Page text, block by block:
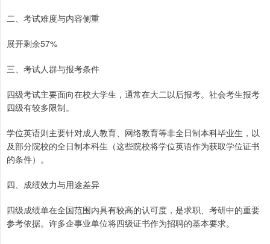
二、考试难度与内容侧重
展开剩余57%
三、考试人群与报考条件
四级考试主要面向在校大学生，通常在大二以后报考。社会考生报考
四级有较多限制。
学位英语则主要针对成人教育、网络教育等非全日制本科毕业生，以
及部分院校的全日制本科生（这些院校将学位英语作为获取学位证书
的条件）。
四、成绩效力与用途差异
四级成绩单在全国范围内具有较高的认可度，是求职、考研中的重要
参考依据。许多企事业单位将四级证书作为招聘的基本要求。